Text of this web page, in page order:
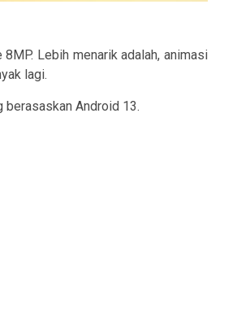
Lebih menarik adalah, animasi
lagi.
berasaskan Android 13.